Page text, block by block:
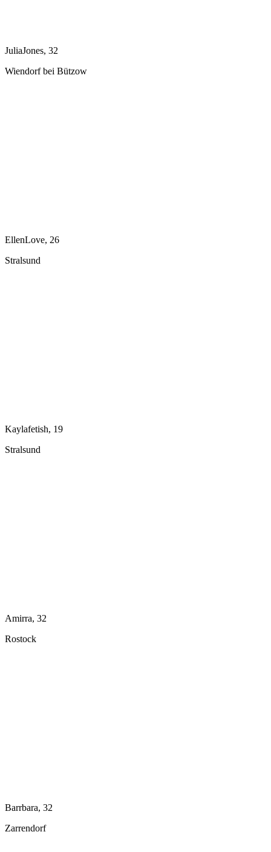
JuliaJones, 32
Wiendorf bei Bützow
EllenLove, 26
Stralsund
Kaylafetish, 19
Stralsund
Amirra, 32
Rostock
Barrbara, 32
Zarrendorf